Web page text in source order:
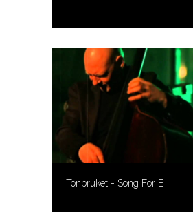
Tonbruket - Song For E